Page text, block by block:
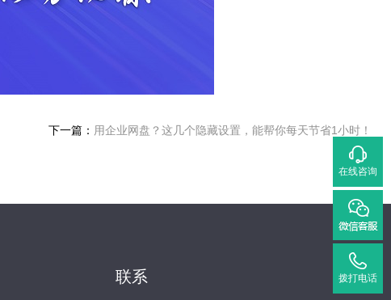
下一篇： 用企业网盘？这几个隐藏设置，能帮你每天节省1小时！
联系
在线咨询
拨打电话